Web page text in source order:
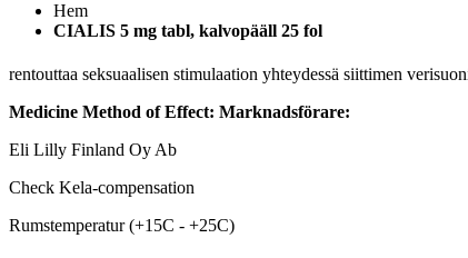
Hem
CIALIS 5 mg tabl, kalvopääll 25 fol
rentouttaa seksuaalisen stimulaation yhteydessä siittimen
Medicine Method of Effect: Marknadsförare:
Eli Lilly Finland Oy Ab
Check Kela-compensation
Rumstemperatur (+15C - +25C)